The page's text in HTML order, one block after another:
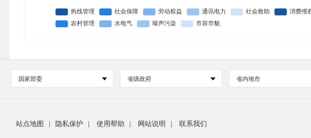
国家部委 省级政府 省内地市
站点地图 隐私保护 使用帮助 网站说明 联系我们